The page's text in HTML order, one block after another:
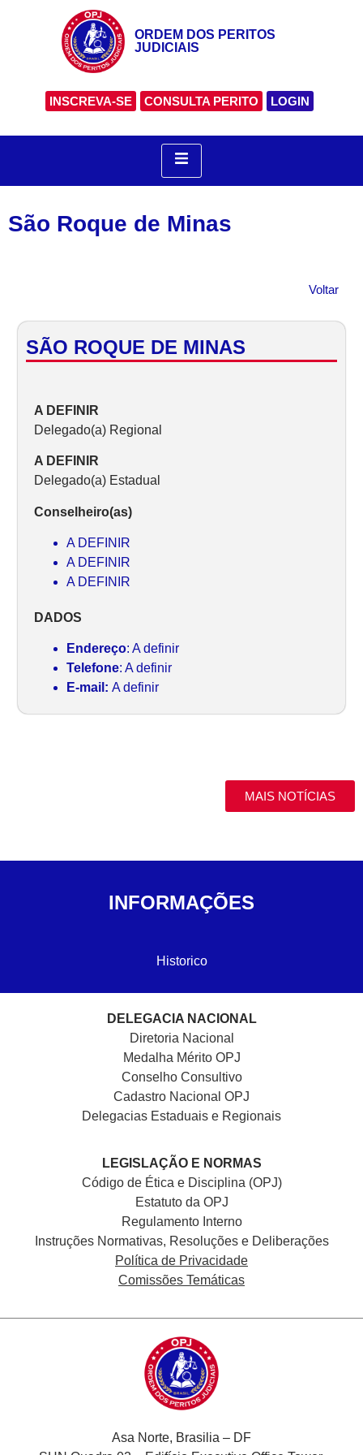
ORDEM DOS PERITOS
JUDICIAIS
INSCREVA-SE CONSULTA PERITO LOGIN
São Roque de Minas
Voltar
SÃO ROQUE DE MINAS
A DEFINIR
Delegado(a) Regional
A DEFINIR
Delegado(a) Estadual
Conselheiro(as)
A DEFINIR
A DEFINIR
A DEFINIR
DADOS
Endereço: A definir
Telefone: A definir
E-mail: A definir
MAIS NOTÍCIAS
INFORMAÇÕES
Historico
DELEGACIA NACIONAL
Diretoria Nacional
Medalha Mérito OPJ
Conselho Consultivo
Cadastro Nacional OPJ
Delegacias Estaduais e Regionais
LEGISLAÇÃO E NORMAS
Código de Ética e Disciplina (OPJ)
Estatuto da OPJ
Regulamento Interno
Instruções Normativas, Resoluções e Deliberações
Política de Privacidade
Comissões Temáticas
Asa Norte, Brasilia – DF